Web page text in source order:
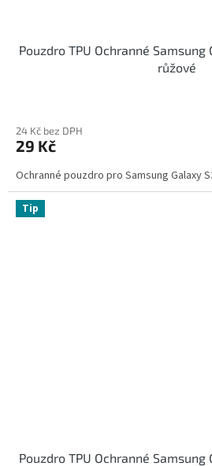
Pouzdro TPU Ochranné
růžové
24 Kč bez DPH
29 Kč
Ochranné pouzdro pro Samsung Galaxy
Tip
Pouzdro TPU Ochranné